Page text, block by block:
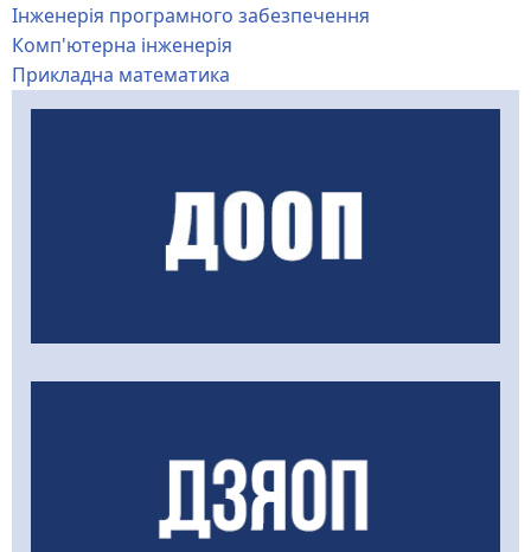
Інженерія програмного забезпечення
Комп'ютерна інженерія
Прикладна математика